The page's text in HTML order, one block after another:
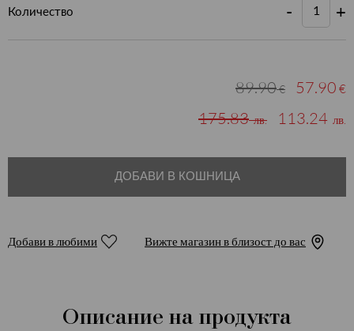
Количество - +
89.90€ 57.90 €
175.83лв. 113.24 лв.
ДОБАВИ В КОШНИЦА
Добави в любими Вижте магазин в близост до вас
Описание на продукта